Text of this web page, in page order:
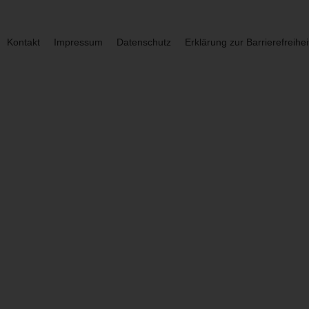
Kontakt Impressum Datenschutz Erklärung zur